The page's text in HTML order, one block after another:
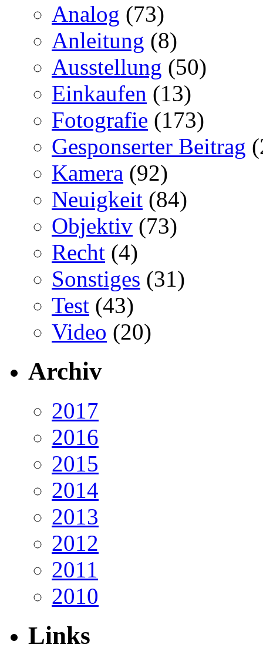
Analog (73)
Anleitung (8)
Ausstellung (50)
Einkaufen (13)
Fotografie (173)
Gesponserter Beitrag
Kamera (92)
Neuigkeit (84)
Objektiv (73)
Recht (4)
Sonstiges (31)
Test (43)
Video (20)
Archiv
2017
2016
2015
2014
2013
2012
2011
2010
Links